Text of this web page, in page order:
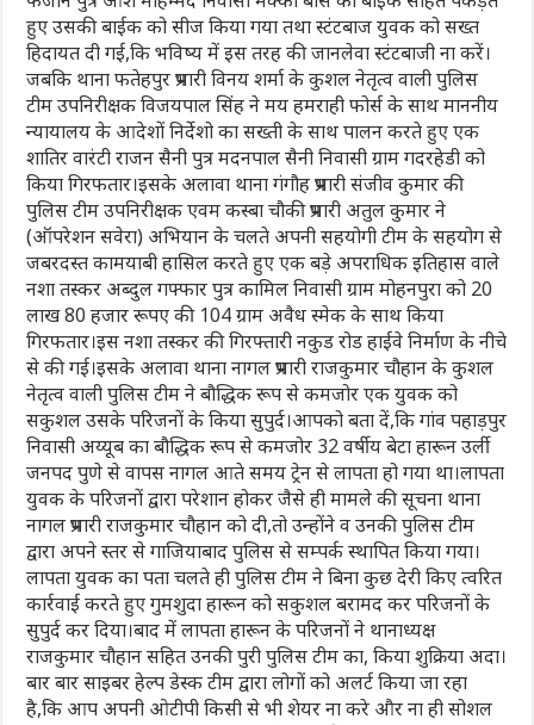
हुए उसकी बाईक को सीज किया गया तथा स्टंटबाज युवक को सख्त
हिदायत दी गई,कि भविष्य में इस तरह की जानलेवा स्टंटबाजी ना करें।
जबकि थाना फतेहपुर प्रभारी विनय शर्मा के कुशल नेतृत्व वाली पुलिस
टीम उपनिरीक्षक विजयपाल सिंह ने मय हमराही फोर्स के साथ माननीय
न्यायालय के आदेशों निर्देशो का सख्ती के साथ पालन करते हुए एक
शातिर वारंटी राजन सैनी पुत्र मदनपाल सैनी निवासी ग्राम गदरहेडी को
किया गिरफतार।इसके अलावा थाना गंगौह प्रभारी संजीव कुमार की
पुलिस टीम उपनिरीक्षक एवम कस्बा चौकी प्रभारी अतुल कुमार ने
(ऑपरेशन सवेरा) अभियान के चलते अपनी सहयोगी टीम के सहयोग से
जबरदस्त कामयाबी हासिल करते हुए एक बड़े अपराधिक इतिहास वाले
नशा तस्कर अब्दुल गफ्फार पुत्र कामिल निवासी ग्राम मोहनपुरा को 20
लाख 80 हजार रूपए की 104 ग्राम अवैध स्मेक के साथ किया
गिरफतार।इस नशा तस्कर की गिरफ्तारी नकुड रोड हाईवे निर्माण के नीचे
से की गई।इसके अलावा थाना नागल प्रभारी राजकुमार चौहान के कुशल
नेतृत्व वाली पुलिस टीम ने बौद्धिक रूप से कमजोर एक युवक को
सकुशल उसके परिजनों के किया सुपुर्द।आपको बता दें,कि गांव पहाड़पुर
निवासी अय्यूब का बौद्धिक रूप से कमजोर 32 वर्षीय बेटा हारून उर्ली
जनपद पुणे से वापस नागल आते समय ट्रेन से लापता हो गया था।लापता
युवक के परिजनों द्वारा परेशान होकर जैसे ही मामले की सूचना थाना
नागल प्रभारी राजकुमार चौहान को दी,तो उन्होंने व उनकी पुलिस टीम
द्वारा अपने स्तर से गाजियाबाद पुलिस से सम्पर्क स्थापित किया गया।
लापता युवक का पता चलते ही पुलिस टीम ने बिना कुछ देरी किए त्वरित
कार्रवाई करते हुए गुमशुदा हारून को सकुशल बरामद कर परिजनों के
सुपुर्द कर दिया।बाद में लापता हारून के परिजनों ने थानाध्यक्ष
राजकुमार चौहान सहित उनकी पुरी पुलिस टीम का, किया शुक्रिया अदा।
बार बार साइबर हेल्प डेस्क टीम द्वारा लोगों को अलर्ट किया जा रहा
है,कि आप अपनी ओटीपी किसी से भी शेयर ना करे और ना ही सोशल